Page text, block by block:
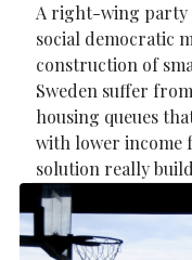
A right-wing party
social democratic
construction of
Sweden suffer
housing queues
with lower income
solution really